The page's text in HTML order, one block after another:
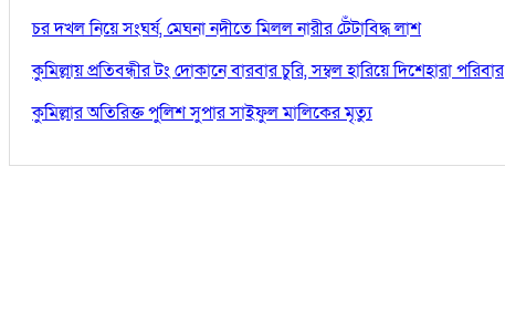
চর দখল নিয়ে সংঘর্ষ, মেঘনা নদীতে মিলল নারীর টেঁটাবিদ্ধ লাশ
কুমিল্লায় প্রতিবন্ধীর টং দোকানে বারবার চুরি, সম্বল হারিয়ে দিশেহারা পরিবার
কুমিল্লার অতিরিক্ত পুলিশ সুপার সাইফুল মালিকের মৃত্যু